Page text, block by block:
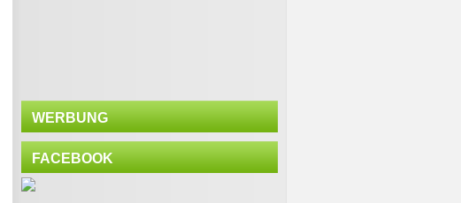
WERBUNG
FACEBOOK